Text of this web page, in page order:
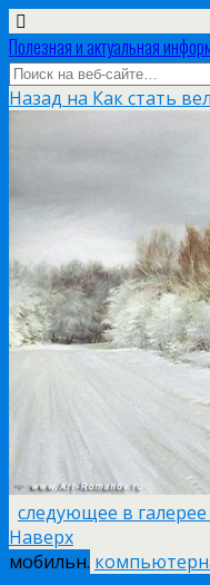
Полезная и актуальная
Назад на Как стать
следующее в галерее
Наверх
мобильн.